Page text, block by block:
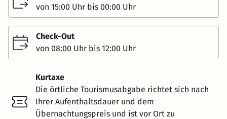
von 15:00 Uhr bis 00:00 Uhr
Check-Out
von 08:00 Uhr bis 12:00 Uhr
Kurtaxe
Die örtliche Tourismusabgabe richtet sich nach
Ihrer Aufenthaltsdauer und dem
Übernachtungspreis und ist vor Ort zu